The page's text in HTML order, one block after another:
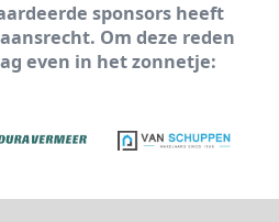
sponsors heeft
Om deze reden
even in het zonnetje: